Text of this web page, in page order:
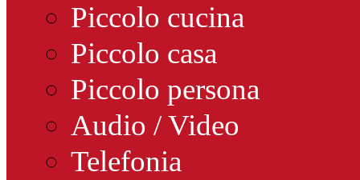
Piccolo cucina
Piccolo casa
Piccolo persona
Audio / Video
Telefonia